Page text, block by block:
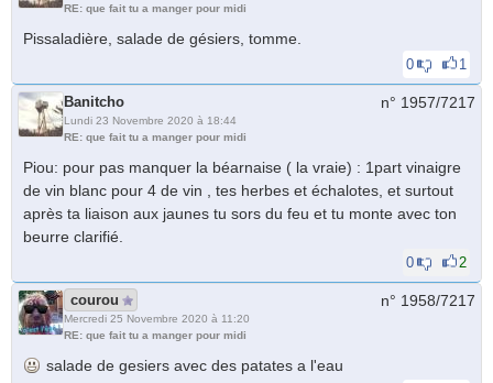
RE: que fait tu a manger pour midi
Pissaladière, salade de gésiers, tomme.
0 1
Banitcho
Lundi 23 Novembre 2020 à 18:44
RE: que fait tu a manger pour midi
n° 1957/7217
Piou: pour pas manquer la béarnaise ( la vraie) : 1part vinaigre
de vin blanc pour 4 de vin , tes herbes et échalotes, et surtout
après ta liaison aux jaunes tu sors du feu et tu monte avec ton
beurre clarifié.
0 2
courou
Mercredi 25 Novembre 2020 à 11:20
RE: que fait tu a manger pour midi
n° 1958/7217
salade de gesiers avec des patates a l'eau